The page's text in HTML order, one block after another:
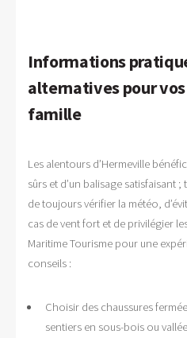
Informations
alternatives pour
famille
Les alentours d’Hermeville
sûrs et d’un balisage satisfaisant
de toujours vérifier la météo,
cas de vent fort et de privilégier
Maritime Tourisme pour une
conseils :
Choisir des chaussures
sentiers en sous-bois ou